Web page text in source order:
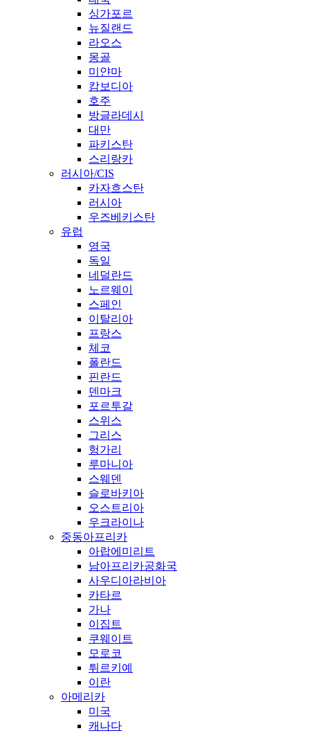
싱가포르
뉴질랜드
라오스
몽골
미얀마
캄보디아
호주
방글라데시
대만
파키스탄
스리랑카
러시아/CIS
카자흐스탄
러시아
우즈베키스탄
유럽
영국
독일
네덜란드
노르웨이
스페인
이탈리아
프랑스
체코
폴란드
핀란드
덴마크
포르투갈
스위스
그리스
헝가리
루마니아
스웨덴
슬로바키아
오스트리아
우크라이나
중동아프리카
아랍에미리트
남아프리카공화국
사우디아라비아
카타르
가나
이집트
쿠웨이트
모로코
튀르키예
이란
아메리카
미국
캐나다